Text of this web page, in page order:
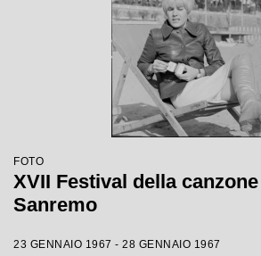
FOTO
XVII Festival della
Sanremo
23 GENNAIO 1967 - 28 GENNAIO 1967